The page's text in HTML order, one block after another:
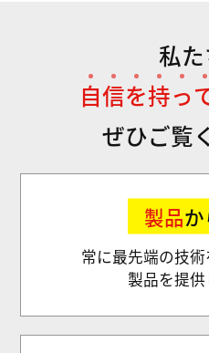
私
自信を持っ
ぜひご覧
製品
常に最先端の技
製品を提